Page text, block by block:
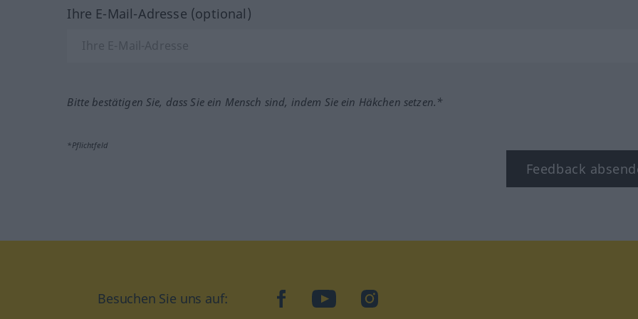
Ihre E-Mail-Adresse (optional)
Bitte bestätigen Sie, dass Sie ein Mensch sind, indem Sie ein Häkchen setzen.*
*Pflichtfeld
Feedback
Besuchen Sie uns auf: facebookYouTubeInstagram